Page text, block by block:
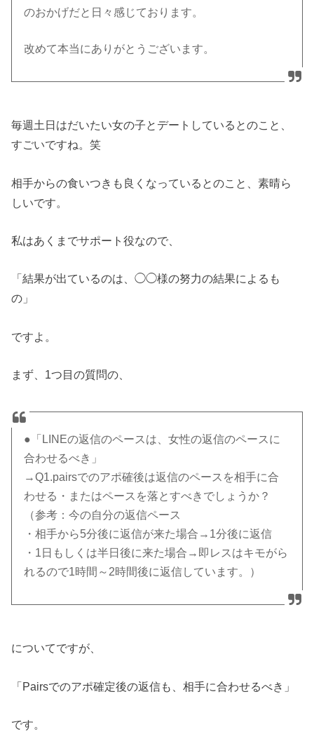
のおかげだと日々感じております。
改めて本当にありがとうございます。
毎週土日はだいたい女の子とデートしているとのこと、
すごいですね。笑
相手からの食いつきも良くなっているとのこと、素晴ら
しいです。
私はあくまでサポート役なので、
「結果が出ているのは、◯◯様の努力の結果によるも
の」
ですよ。
まず、1つ目の質問の、
●「LINEの返信のペースは、女性の返信のペースに
合わせるべき」
→Q1.pairsでのアポ確後は返信のペースを相手に合
わせる・またはペースを落とすべきでしょうか？
（参考：今の自分の返信ペース
・相手から5分後に返信が来た場合→1分後に返信
・1日もしくは半日後に来た場合→即レスはキモがら
れるので1時間～2時間後に返信しています。）
についてですが、
「Pairsでのアポ確定後の返信も、相手に合わせるべき」
です。